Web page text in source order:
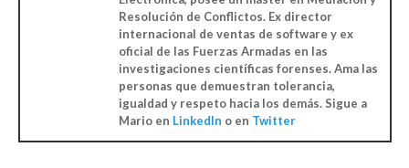
Resolución de Conflictos. Ex director
internacional de ventas de software y ex
oficial de las Fuerzas Armadas en las
investigaciones científicas forenses. Ama las
personas que demuestran tolerancia,
igualdad y respeto hacia los demás. Sigue a
Mario en LinkedIn o en Twitter